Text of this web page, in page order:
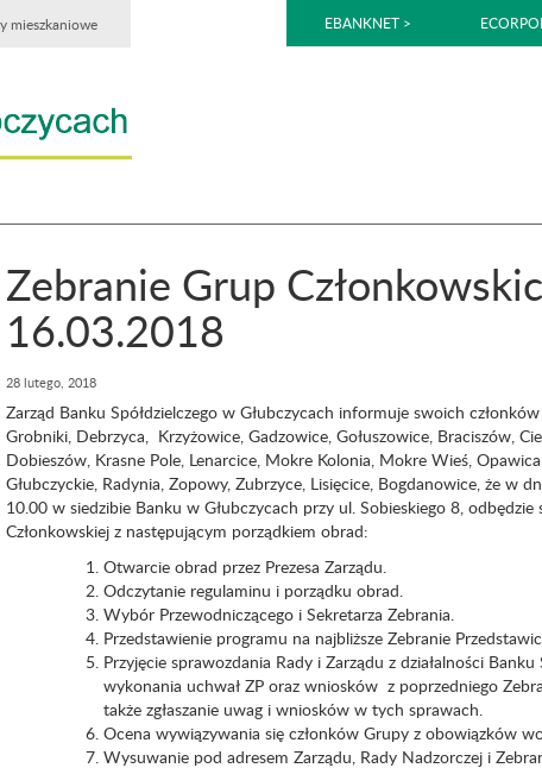
mieszkaniowe EBANKNET >
Zebranie Grup
16.03.2018
28 lutego, 2018
Zarząd Banku Spółdzielczego w Głubczycach informuje swoich
Grobniki, Debrzyca, Krzyżowice, Gadzowice, Gołuszowice, Braciszów,
Dobieszów, Krasne Pole, Lenarcice, Mokre Kolonia, Mokre Wieś,
Głubczyckie, Radynia, Zopowy, Zubrzyce, Lisięcice, Bogdanowice, że w
10.00 w siedzibie Banku w Głubczycach przy ul. Sobieskiego 8, odbędzie
Członkowskiej z następującym porządkiem obrad:
Otwarcie obrad przez Prezesa Zarządu.
Odczytanie regulaminu i porządku obrad.
Wybór Przewodniczącego i Sekretarza Zebrania.
Przedstawienie programu na najbliższe Zebranie
Przyjęcie sprawozdania Rady i Zarządu z działalności Banku
wykonania uchwał ZP oraz wniosków z poprzedniego
także zgłaszanie uwag i wniosków w tych sprawach.
Ocena wywiązywania się członków Grupy z obowiązków
Wysuwanie pod adresem Zarządu, Rady Nadzorczej i